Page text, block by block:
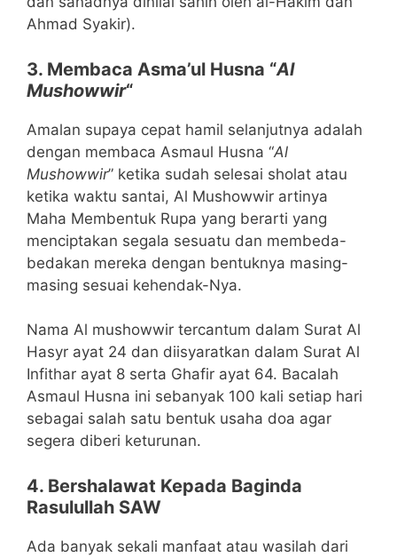
Ahmad Syakir).
3. Membaca Asma’ul Husna “Al
Mushowwir“
Amalan supaya cepat hamil selanjutnya adalah
dengan membaca Asmaul Husna “Al
Mushowwir” ketika sudah selesai sholat atau
ketika waktu santai, Al Mushowwir artinya
Maha Membentuk Rupa yang berarti yang
menciptakan segala sesuatu dan membeda-
bedakan mereka dengan bentuknya masing-
masing sesuai kehendak-Nya.
Nama Al mushowwir tercantum dalam Surat Al
Hasyr ayat 24 dan diisyaratkan dalam Surat Al
Infithar ayat 8 serta Ghafir ayat 64. Bacalah
Asmaul Husna ini sebanyak 100 kali setiap hari
sebagai salah satu bentuk usaha doa agar
segera diberi keturunan.
4. Bershalawat Kepada Baginda
Rasulullah SAW
Ada banyak sekali manfaat atau wasilah dari